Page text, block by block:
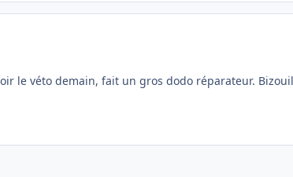
le véto demain, fait un gros dodo réparateur.